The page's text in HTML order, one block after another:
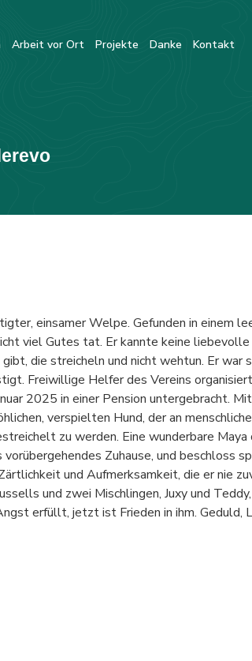
Arbeit vor Ort Projekte Danke Kontakt
einsamer Welpe. Gefunden in einem
viel Gutes tat. Er kannte keine
die streicheln und nicht wehtun. Er war
Freiwillige Helfer des Vereins
2025 in einer Pension untergebracht.
verspielten Hund, der an
zu werden. Eine wunderbare
vorübergehendes Zuhause, und beschloss
und Aufmerksamkeit, die er nie
und zwei Mischlingen, Juxy und
erfüllt, jetzt ist Frieden in ihm. Geduld,